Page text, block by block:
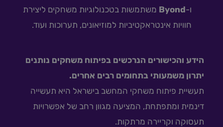
ו-Byond משתמשות בטכנולוגיות משחקים ליצירת
חוויות אינטראקטיביות למוזיאונים, תערוכות ועוד.
הידע והכישורים הנרכשים בפיתוח משחקים נותנים
יתרון משמעותי בתחומים רבים אחרים.
תעשיית פיתוח משחקי המחשב בישראל היא תעשייה
דינמית ומתפתחת, המציעה מגוון רחב של אפשרויות
תעסוקה וקריירה מרתקות.